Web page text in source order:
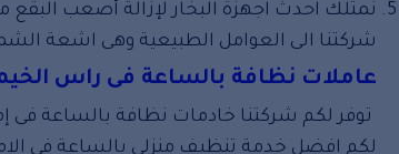
نمتلك احدث اجهزة البخار لإزالة أصعب
شركتنا الى العوامل الطبيعية وهى اشعة
عاملات نظافة بالساعة فى راس
توفر لكم شركتنا خادمات نظافة بالساعة فى
لكم افضل خدمة تنظيف منزلي بالساعة فى